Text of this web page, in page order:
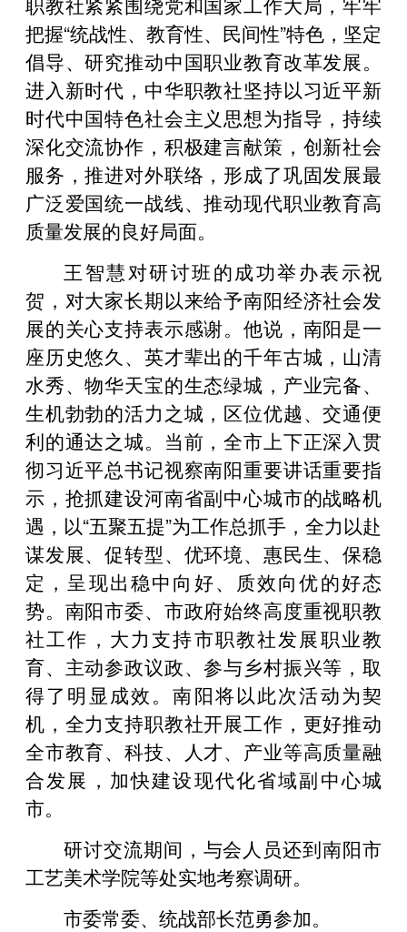
把握“统战性、教育性、民间性”特色，坚定
倡导、研究推动中国职业教育改革发展。
进入新时代，中华职教社坚持以习近平新
时代中国特色社会主义思想为指导，持续
深化交流协作，积极建言献策，创新社会
服务，推进对外联络，形成了巩固发展最
广泛爱国统一战线、推动现代职业教育高
质量发展的良好局面。
王智慧对研讨班的成功举办表示祝
贺，对大家长期以来给予南阳经济社会发
展的关心支持表示感谢。他说，南阳是一
座历史悠久、英才辈出的千年古城，山清
水秀、物华天宝的生态绿城，产业完备、
生机勃勃的活力之城，区位优越、交通便
利的通达之城。当前，全市上下正深入贯
彻习近平总书记视察南阳重要讲话重要指
示，抢抓建设河南省副中心城市的战略机
遇，以“五聚五提”为工作总抓手，全力以赴
谋发展、促转型、优环境、惠民生、保稳
定，呈现出稳中向好、质效向优的好态
势。南阳市委、市政府始终高度重视职教
社工作，大力支持市职教社发展职业教
育、主动参政议政、参与乡村振兴等，取
得了明显成效。南阳将以此次活动为契
机，全力支持职教社开展工作，更好推动
全市教育、科技、人才、产业等高质量融
合发展，加快建设现代化省域副中心城
市。
研讨交流期间，与会人员还到南阳市
工艺美术学院等处实地考察调研。
市委常委、统战部长范勇参加。